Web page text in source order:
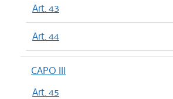
Art. 43
Art. 44
CAPO III
Art. 45